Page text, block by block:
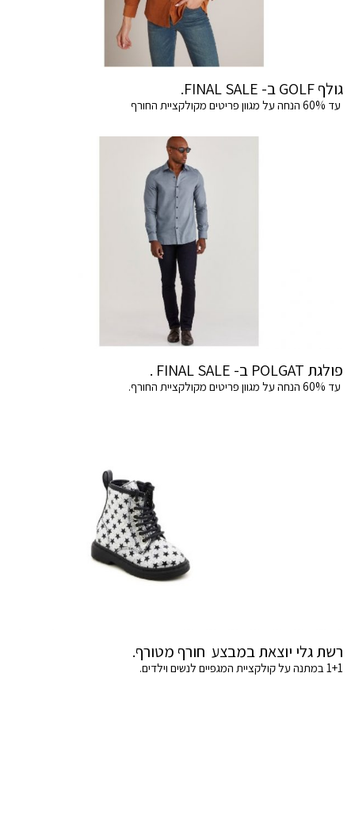
גולף GOLF ב- FINAL SALE.
עד 60% הנחה על מגוון פריטים מקולקציית החורף
פולגת POLGAT ב- FINAL SALE .
עד 60% הנחה על מגוון פריטים מקולקציית החורף.
רשת גלי יוצאת במבצע חורף מטורף.
1+1 במתנה על קולקציית המגפיים לנשים וילדים.